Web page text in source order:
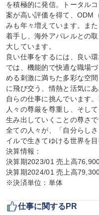
を積極的に発信。トータル
案が高い評価を得て、ODM
みも年々増えています。ま
着手し、海外アパレルとの
大しています。
良い仕事をするには、良い
では、機能的で快適な職場
める刺激に満ちた多彩な空
に飛び交う、情熱と活気に
自らの仕事に挑んでいます
人々の尊厳を尊重し、そし
生み出していくことの尊さ
全ての人々が、「自分らし
イルで生きてゆける世界を目
決算情報：
決算期2023/01 売上高
決算期2024/01 売上高
※決済単位：単体
仕事に関するPR